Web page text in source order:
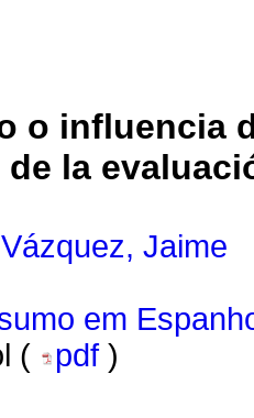
o influencia
de la
Jaime
em
(
pdf )